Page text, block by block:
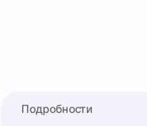
Подробности